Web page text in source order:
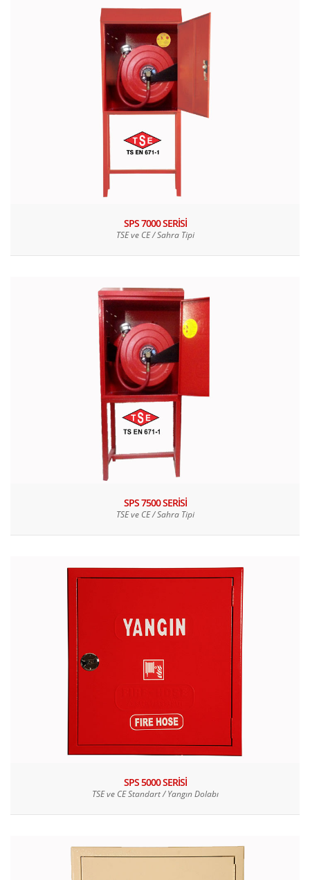
SPS 7000 SERİSİ
TSE ve CE / Sahra Tipi
SPS 7500 SERİSİ
TSE ve CE / Sahra Tipi
SPS 5000 SERİSİ
TSE ve CE Standart / Yangın Dolabı